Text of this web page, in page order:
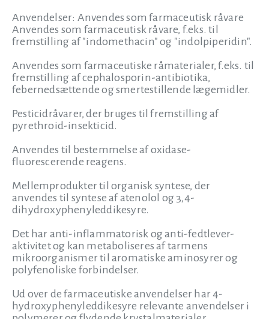
Anvendelser: Anvendes som farmaceutisk råvare
Anvendes som farmaceutisk råvare, f.eks. til
fremstilling af "indomethacin" og "indolpiperidin".
Anvendes som farmaceutiske råmaterialer, f.eks. til
fremstilling af cephalosporin-antibiotika,
febernedsættende og smertestillende lægemidler.
Pesticidråvarer, der bruges til fremstilling af
pyrethroid-insekticid.
Anvendes til bestemmelse af oxidase-
fluorescerende reagens.
Mellemprodukter til organisk syntese, der
anvendes til syntese af atenolol og 3,4-
dihydroxyphenyleddikesyre.
Det har anti-inflammatorisk og anti-fedtlever-
aktivitet og kan metaboliseres af tarmens
mikroorganismer til aromatiske aminosyrer og
polyfenoliske forbindelser.
Ud over de farmaceutiske anvendelser har 4-
hydroxyphenyleddikesyre relevante anvendelser i